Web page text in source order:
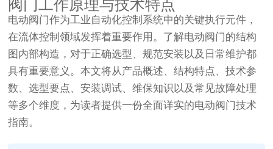
阀门工作原理与技术特点
电动阀门作为工业自动化控制系统中的关键执行元件，
在流体控制领域发挥着重要作用。了解电动阀门的结构
图内部构造，对于正确选型、规范安装以及日常维护都
具有重要意义。本文将从产品概述、结构特点、技术参
数、选型要点、安装调试、维保知识以及常见故障处理
等多个维度，为读者提供一份全面详实的电动阀门技术
指南。